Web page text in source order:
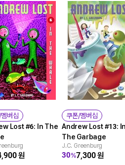
버십
Lost #6: In The
원
쿠폰/멤버십
Andrew Lost #13:
The Garbage
J.C. Greenburg
30%7,300원